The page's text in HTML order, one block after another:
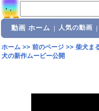
動画 ホーム 人気の動画
ホーム>> 前のページ>> 柴犬ま
犬の新作ムービー公開